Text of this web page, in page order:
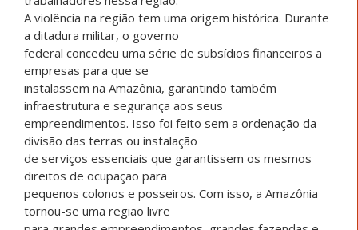
A violência na região tem uma origem histórica. Durante
a ditadura militar, o governo
federal concedeu uma série de subsídios financeiros a
empresas para que se
instalassem na Amazônia, garantindo também
infraestrutura e segurança aos seus
empreendimentos. Isso foi feito sem a ordenação da
divisão das terras ou instalação
de serviços essenciais que garantissem os mesmos
direitos de ocupação para
pequenos colonos e posseiros. Com isso, a Amazônia
tornou-se uma região livre